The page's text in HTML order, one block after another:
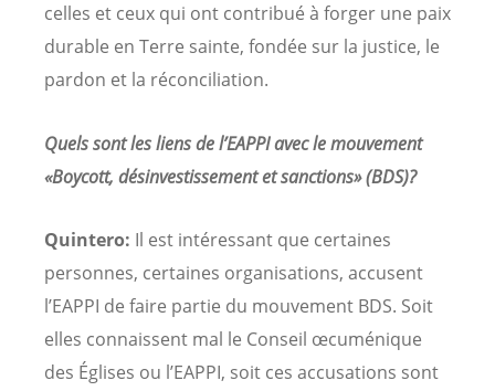
celles et ceux qui ont contribué à forger une paix
durable en Terre sainte, fondée sur la justice, le
pardon et la réconciliation.
Quels sont les liens de l’EAPPI avec le mouvement
«Boycott, désinvestissement et sanctions» (BDS)?
Quintero: Il est intéressant que certaines
personnes, certaines organisations, accusent
l’EAPPI de faire partie du mouvement BDS. Soit
elles connaissent mal le Conseil œcuménique
des Églises ou l’EAPPI, soit ces accusations sont